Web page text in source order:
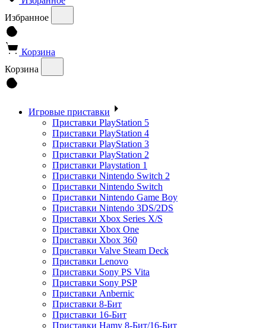
Избранное
Корзина
Корзина
Игровые приставки
Приставки PlayStation 5
Приставки PlayStation 4
Приставки PlayStation 3
Приставки PlayStation 2
Приставки Playstation 1
Приставки Nintendo Switch 2
Приставки Nintendo Switch
Приставки Nintendo Game Boy
Приставки Nintendo 3DS/2DS
Приставки Xbox Series X/S
Приставки Xbox One
Приставки Xbox 360
Приставки Valve Steam Deck
Приставки Lenovo
Приставки Sony PS Vita
Приставки Sony PSP
Приставки Anbernic
Приставки 8-Бит
Приставки 16-Бит
Приставки Hamy 8-Бит/16-Бит